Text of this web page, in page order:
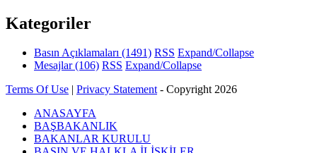
Kategoriler
Basın Açıklamaları (1491) RSS Expand/Collapse
Mesajlar(106) RSS Expand/Collapse
Terms Of Use | Privacy Statement- Copyright 2026
ANASAYFA
BAŞBAKANLIK
BAKANLAR KURULU